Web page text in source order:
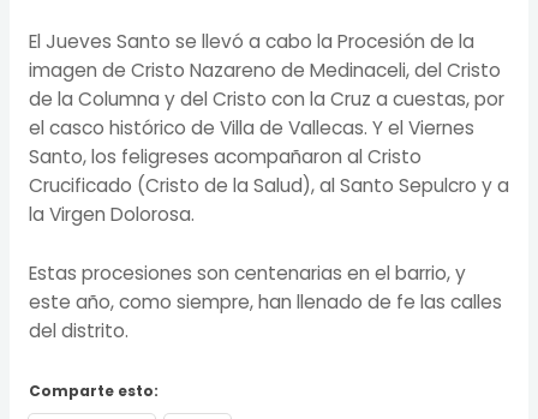
El Jueves Santo se llevó a cabo la Procesión de la
imagen de Cristo Nazareno de Medinaceli, del Cristo
de la Columna y del Cristo con la Cruz a cuestas, por
el casco histórico de Villa de Vallecas. Y el Viernes
Santo, los feligreses acompañaron al Cristo
Crucificado (Cristo de la Salud), al Santo Sepulcro y a
la Virgen Dolorosa.
Estas procesiones son centenarias en el barrio, y
este año, como siempre, han llenado de fe las calles
del distrito.
Comparte esto: